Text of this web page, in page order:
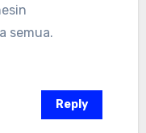
semua.
Reply